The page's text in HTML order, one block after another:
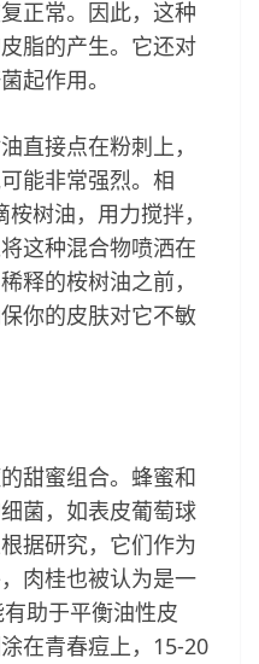
正常。因此，这种
脂的产生。它还对
起作用。
直接点在粉刺上，
能非常强烈。相
树油，用力搅拌，
这种混合物喷洒在
释的桉树油之前，
你的皮肤对它不敏
甜蜜组合。蜂蜜和
菌，如表皮葡萄球
据研究，它们作为
肉桂也被认为是一
助于平衡油性皮
在青春痘上，15-20